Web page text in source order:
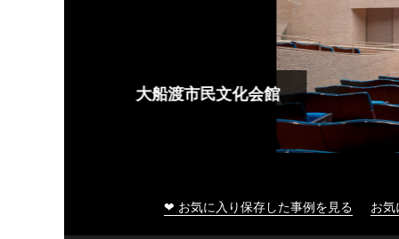
大船渡市民文化会館
❤ お気に入り保存した事例を見る お